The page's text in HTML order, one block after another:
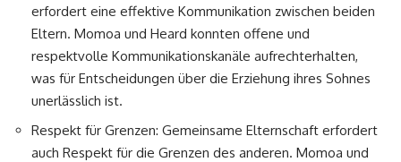
erfordert eine effektive Kommunikation zwischen beiden
Eltern. Momoa und Heard konnten offene und
respektvolle Kommunikationskanäle aufrechterhalten,
was für Entscheidungen über die Erziehung ihres Sohnes
unerlässlich ist.
Respekt für Grenzen: Gemeinsame Elternschaft erfordert
auch Respekt für die Grenzen des anderen. Momoa und